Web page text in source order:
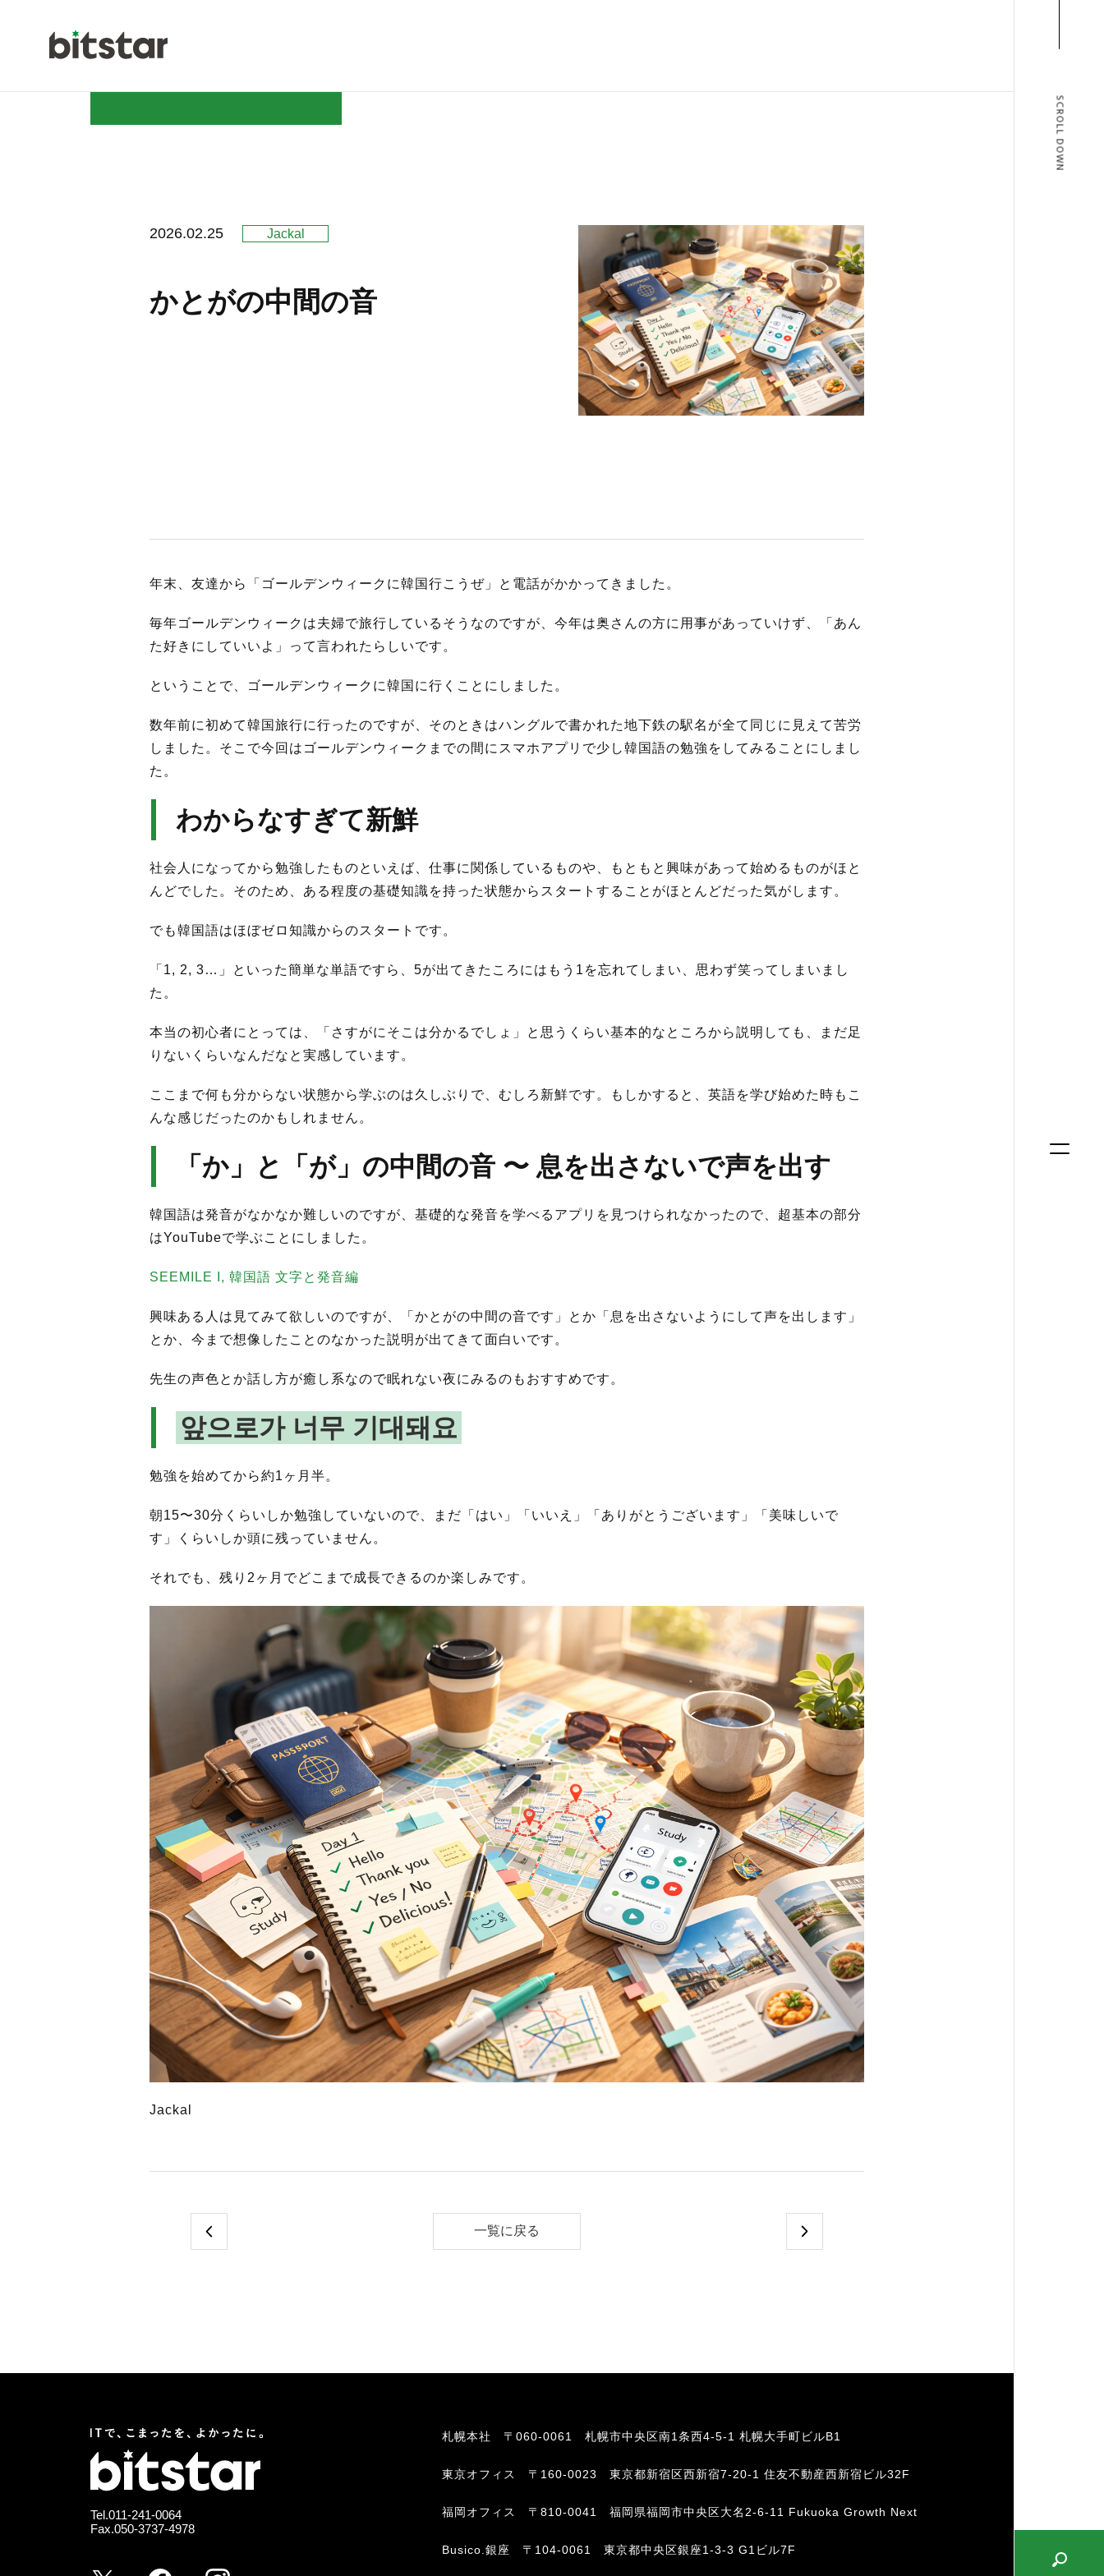
SCROLL DOWN
NEWS
COMPANY
ACTION
STAFF BLOG
CONTACT US
サイトマップ
2026.02.25 Jackal
かとがの中間の音
年末、友達から「ゴールデンウィークに韓国行こうぜ」と電話がかかってきました。
毎年ゴールデンウィークは夫婦で旅行しているそうなのですが、今年は奥さんの方に用事があっていけず、「あん
た好きにしていいよ」って言われたらしいです。
ということで、ゴールデンウィークに韓国に行くことにしました。
数年前に初めて韓国旅行に行ったのですが、そのときはハングルで書かれた地下鉄の駅名が全て同じに見えて苦労
しました。そこで今回はゴールデンウィークまでの間にスマホアプリで少し韓国語の勉強をしてみることにしまし
た。
わからなすぎて新鮮
社会人になってから勉強したものといえば、仕事に関係しているものや、もともと興味があって始めるものがほと
んどでした。そのため、ある程度の基礎知識を持った状態からスタートすることがほとんどだった気がします。
でも韓国語はほぼゼロ知識からのスタートです。
「1, 2, 3…」といった簡単な単語ですら、5が出てきたころにはもう1を忘れてしまい、思わず笑ってしまいまし
た。
本当の初心者にとっては、「さすがにそこは分かるでしょ」と思うくらい基本的なところから説明しても、まだ足
りないくらいなんだなと実感しています。
ここまで何も分からない状態から学ぶのは久しぶりで、むしろ新鮮です。もしかすると、英語を学び始めた時もこ
んな感じだったのかもしれません。
「か」と「が」の中間の音 〜 息を出さないで声を出す
韓国語は発音がなかなか難しいのですが、基礎的な発音を学べるアプリを見つけられなかったので、超基本の部分
はYouTubeで学ぶことにしました。
SEEMILE I, 韓国語 文字と発音編
興味ある人は見てみて欲しいのですが、「かとがの中間の音です」とか「息を出さないようにして声を出します」
とか、今まで想像したことのなかった説明が出てきて面白いです。
先生の声色とか話し方が癒し系なので眠れない夜にみるのもおすすめです。
앞으로가 너무 기대돼요
勉強を始めてから約1ヶ月半。
朝15〜30分くらいしか勉強していないので、まだ「はい」「いいえ」「ありがとうございます」「美味しいで
す」くらいしか頭に残っていません。
それでも、残り2ヶ月でどこまで成長できるのか楽しみです。
Jackal
一覧に戻る
Tel.011-241-0064
Fax.050-3737-4978
札幌本社 〒060-0061 札幌市中央区南1条西4-5-1 札幌大手町ビルB1
東京オフィス 〒160-0023 東京都新宿区西新宿7-20-1 住友不動産西新宿ビル32F
福岡オフィス 〒810-0041 福岡県福岡市中央区大名2-6-11 Fukuoka Growth Next
Busico.銀座 〒104-0061 東京都中央区銀座1-3-3 G1ビル7F